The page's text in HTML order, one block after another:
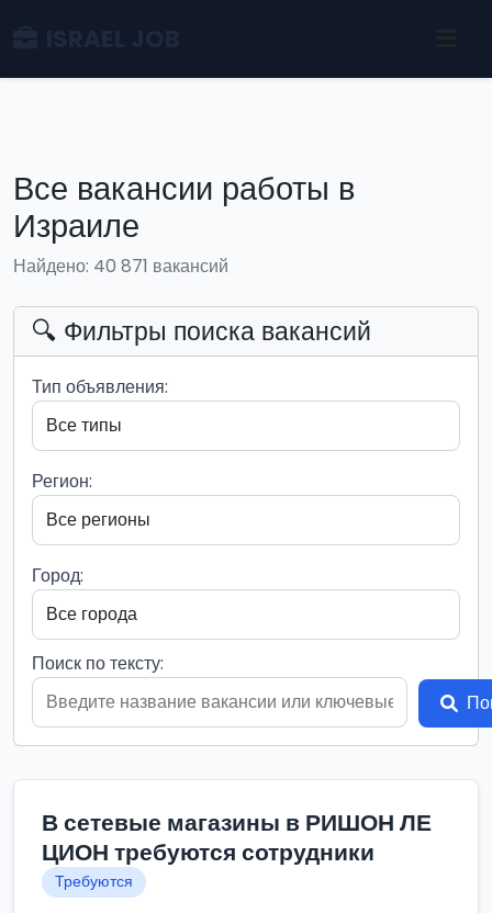
Все вакансии работы в
Израиле
Найдено: 40 871 вакансий
🔍 Фильтры поиска вакансий
Тип объявления:
Регион:
Город:
Поиск по тексту:
В сетевые магазины в РИШОН ЛЕ
ЦИОН требуются сотрудники
Требуются